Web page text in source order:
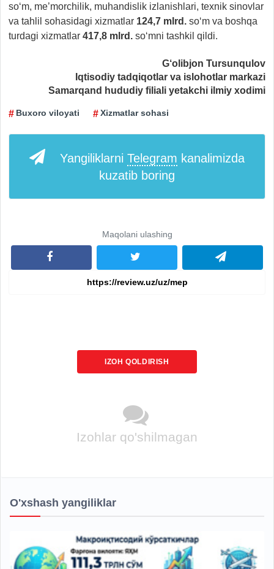
so‘m, me’morchilik, muhandislik izlanishlari, texnik sinovlar
va tahlil sohasidagi xizmatlar 124,7 mlrd. so‘m va boshqa
turdagi xizmatlar 417,8 mlrd. so‘mni tashkil qildi.
G‘olibjon Tursunqulov
Iqtisodiy tadqiqotlar va islohotlar markazi
Samarqand hududiy filiali yetakchi ilmiy xodimi
Buxoro viloyati Xizmatlar sohasi
Yangiliklarni Telegram kanalimizda
kuzatib boring
Maqolani ulashing
IZOH QOLDIRISH
Izohlar qo'shilmagan
O'xshash yangiliklar